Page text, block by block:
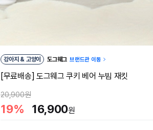
강아지 & 고양이 도그웨그 브랜드관 이동
[무료배송] 도그웨그 쿠키 베어 누빔 재킷
20,900원
19% 16,900원